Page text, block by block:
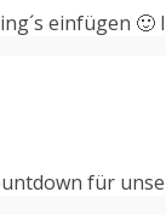
einfügen 🙂
für